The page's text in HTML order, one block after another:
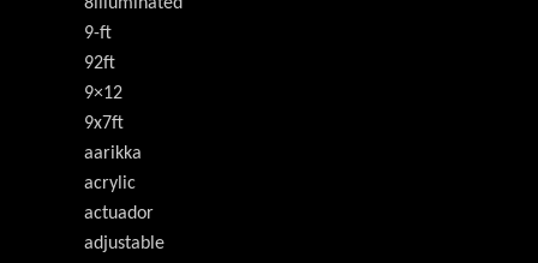
9-ft
92ft
9×12
9x7ft
aarikka
acrylic
actuador
adjustable